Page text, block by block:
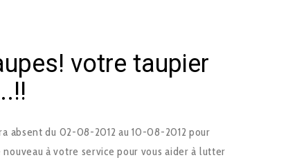
votre taupier
absent du 02-08-2012 au 10-08-2012 pour
à votre service pour vous aider à lutter